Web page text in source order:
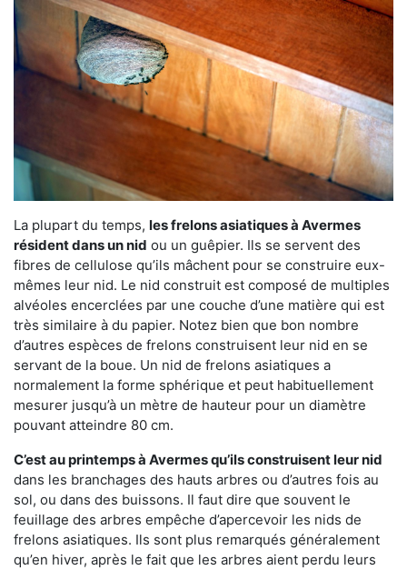
La plupart du temps, les frelons asiatiques à Avermes
résident dans un nid ou un guêpier. Ils se servent des
fibres de cellulose qu’ils mâchent pour se construire eux-
mêmes leur nid. Le nid construit est composé de multiples
alvéoles encerclées par une couche d’une matière qui est
très similaire à du papier. Notez bien que bon nombre
d’autres espèces de frelons construisent leur nid en se
servant de la boue. Un nid de frelons asiatiques a
normalement la forme sphérique et peut habituellement
mesurer jusqu’à un mètre de hauteur pour un diamètre
pouvant atteindre 80 cm.
C’est au printemps à Avermes qu’ils construisent leur nid
dans les branchages des hauts arbres ou d’autres fois au
sol, ou dans des buissons. Il faut dire que souvent le
feuillage des arbres empêche d’apercevoir les nids de
frelons asiatiques. Ils sont plus remarqués généralement
qu’en hiver, après le fait que les arbres aient perdu leurs